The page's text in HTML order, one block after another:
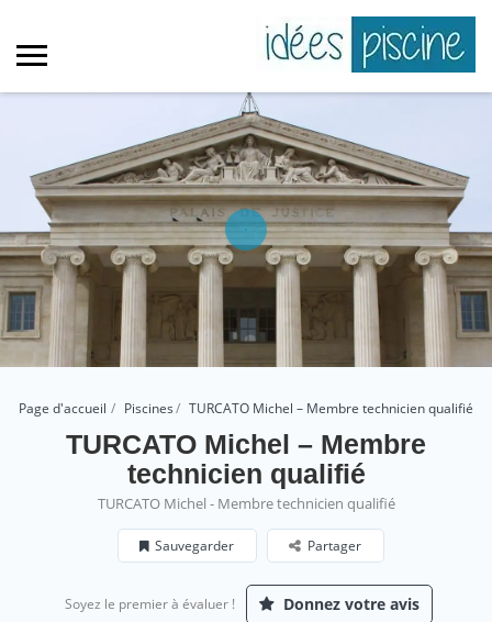
Page d'accueil Piscines TURCATO Michel – Membre technicien qualifié
TURCATO Michel – Membre
technicien qualifié
TURCATO Michel - Membre technicien qualifié
Sauvegarder Partager
Soyez le premier à évaluer ! Donnez votre avis